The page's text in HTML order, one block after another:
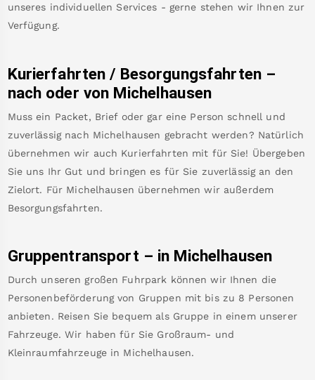
unseres individuellen Services - gerne stehen wir Ihnen zur
Verfügung.
Kurierfahrten / Besorgungsfahrten –
nach oder von Michelhausen
Muss ein Packet, Brief oder gar eine Person schnell und
zuverlässig nach Michelhausen gebracht werden? Natürlich
übernehmen wir auch Kurierfahrten mit für Sie! Übergeben
Sie uns Ihr Gut und bringen es für Sie zuverlässig an den
Zielort. Für Michelhausen übernehmen wir außerdem
Besorgungsfahrten.
Gruppentransport – in Michelhausen
Durch unseren großen Fuhrpark können wir Ihnen die
Personenbeförderung von Gruppen mit bis zu 8 Personen
anbieten. Reisen Sie bequem als Gruppe in einem unserer
Fahrzeuge. Wir haben für Sie Großraum- und
Kleinraumfahrzeuge in Michelhausen.